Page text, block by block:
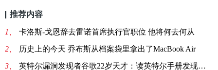
推荐内容
1、 卡洛斯-戈恩辞去雷诺首席执行官职位 他将何去何从
2、 历史上的今天 乔布斯从档案袋里拿出了MacBook Air
3、 英特尔漏洞发现者谷歌22岁天才：读英特尔手册发现重大芯片漏洞